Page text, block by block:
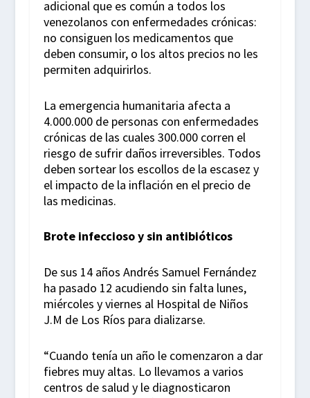
adicional que es común a todos los
venezolanos con enfermedades crónicas:
no consiguen los medicamentos que
deben consumir, o los altos precios no les
permiten adquirirlos.
La emergencia humanitaria afecta a
4.000.000 de personas con enfermedades
crónicas de las cuales 300.000 corren el
riesgo de sufrir daños irreversibles. Todos
deben sortear los escollos de la escasez y
el impacto de la inflación en el precio de
las medicinas.
Brote infeccioso y sin antibióticos
De sus 14 años Andrés Samuel Fernández
ha pasado 12 acudiendo sin falta lunes,
miércoles y viernes al Hospital de Niños
J.M de Los Ríos para dializarse.
“Cuando tenía un año le comenzaron a dar
fiebres muy altas. Lo llevamos a varios
centros de salud y le diagnosticaron